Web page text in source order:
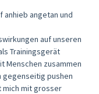
anhieb angetan und
auf unseren
Trainingsgerät
Menschen zusammen
gegenseitig pushen
mich mit grosser